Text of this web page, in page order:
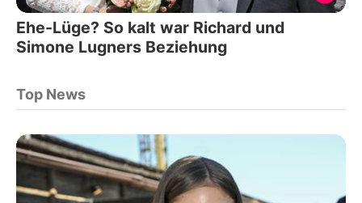
Ehe-Lüge? So kalt war Richard und
Simone Lugners Beziehung
Top News